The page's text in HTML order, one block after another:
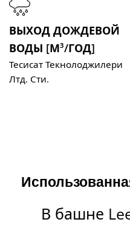
ВЫХОД ДОЖДЕВОЙ
ВОДЫ [М³/ГОД]
Тесисат Текнолоджилери
Лтд. Сти.
В башне